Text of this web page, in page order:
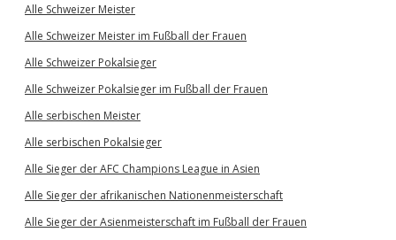
Alle Schweizer Meister
Alle Schweizer Meister im Fußball der Frauen
Alle Schweizer Pokalsieger
Alle Schweizer Pokalsieger im Fußball der Frauen
Alle serbischen Meister
Alle serbischen Pokalsieger
Alle Sieger der AFC Champions League in Asien
Alle Sieger der afrikanischen Nationenmeisterschaft
Alle Sieger der Asienmeisterschaft im Fußball der Frauen